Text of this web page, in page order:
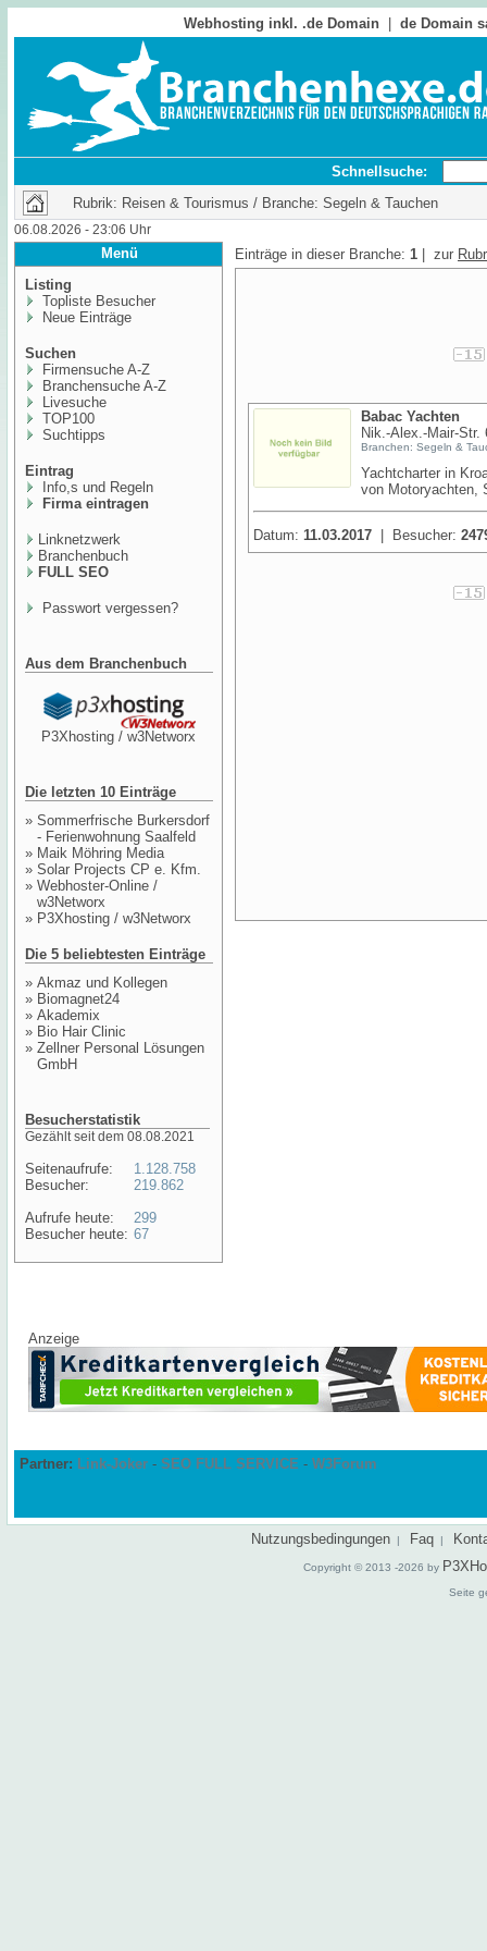
Webhosting inkl. .de Domain de Domain
Schnellsuche:
Rubrik: Reisen & Tourismus / Branche: Segeln & Tauchen
06.08.2026 - 23:06 Uhr
Menü
Listing
Topliste Besucher
Neue Einträge
Suchen
Firmensuche A-Z
Branchensuche A-Z
Livesuche
TOP100
Suchtipps
Eintrag
Info,s und Regeln
Firma eintragen
Linknetzwerk
Branchenbuch
FULL SEO
Passwort vergessen?
Aus dem Branchenbuch
P3Xhosting / w3Networx
Die letzten 10 Einträge
» Sommerfrische Burkersdorf
- Ferienwohnung Saalfeld
» Maik Möhring Media
» Solar Projects CP e. Kfm.
» Webhoster-Online /
w3Networx
» P3Xhosting / w3Networx
Die 5 beliebtesten Einträge
» Akmaz und Kollegen
» Biomagnet24
» Akademix
» Bio Hair Clinic
» Zellner Personal Lösungen
GmbH
Besucherstatistik
Gezählt seit dem 08.08.2021
Seitenaufrufe:
Besucher:
Aufrufe heute:
Besucher heute:
1.128.758
219.862
299
67
Einträge in dieser Branche: 1 | zur
Babac Yachten
Nik.-Alex.-Mair-Str.
Branchen: Segeln &
Yachtcharter in
von Motoryachten,
Datum: 11.03.2017 | Besucher:
Anzeige
Partner: Link-Joker - SEO FULL SERVICE - W3Forum
Nutzungsbedingungen | Faq |
Copyright © 2013 -2026 by
Seite